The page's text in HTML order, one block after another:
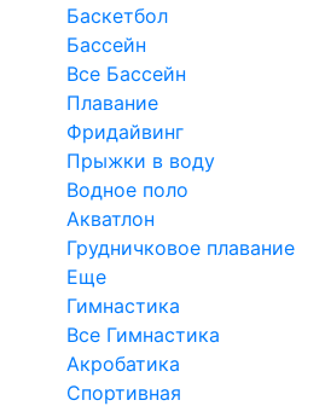
Баскетбол
Бассейн
Все Бассейн
Плавание
Фридайвинг
Прыжки в воду
Водное поло
Акватлон
Грудничковое плавание
Еще
Гимнастика
Все Гимнастика
Акробатика
Спортивная